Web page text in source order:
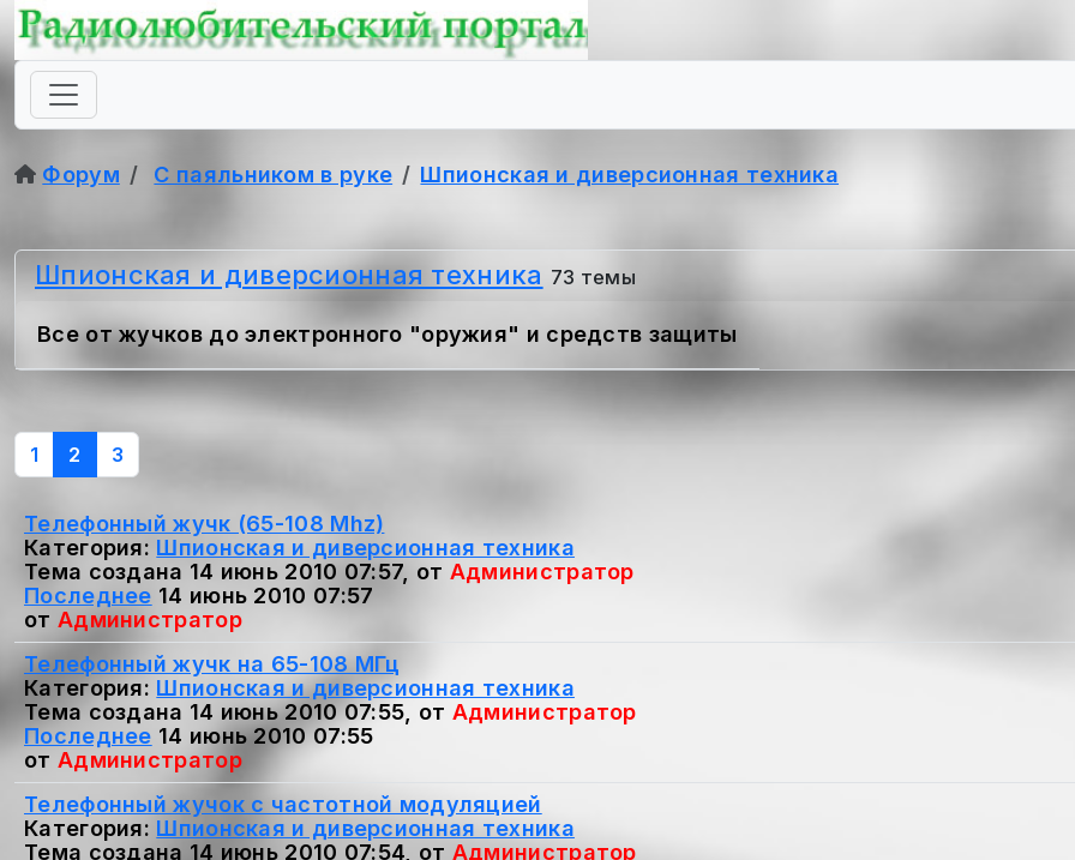
Форум С паяльником в руке Шпионская и диверсионная техника
Шпионская и диверсионная техника 73 темы
Все от жучков до электронного "оружия" и средств защиты
1 2 3
Телефонный жучк (65-108 Mhz)
Категория: Шпионская и диверсионная техника
Тема создана 14 июнь 2010 07:57, от Администратор
Последнее 14 июнь 2010 07:57
от Администратор
Телефонный жучк на 65-108 MГц
Категория: Шпионская и диверсионная техника
Тема создана 14 июнь 2010 07:55, от Администратор
Последнее 14 июнь 2010 07:55
от Администратор
Телефонный жучок с частотной модуляцией
Категория: Шпионская и диверсионная техника
Тема создана 14 июнь 2010 07:54, от Администратор